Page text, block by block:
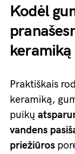
Kodėl
keramiką
Praktiškais
keramiką,
puikų
vandens
priežiūros